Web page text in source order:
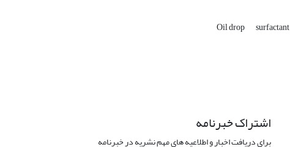
Oil drop surfactant
اشتراک خبرنامه
برای دریافت اخبار و اطلاعیه های مهم نشریه در خبرنامه